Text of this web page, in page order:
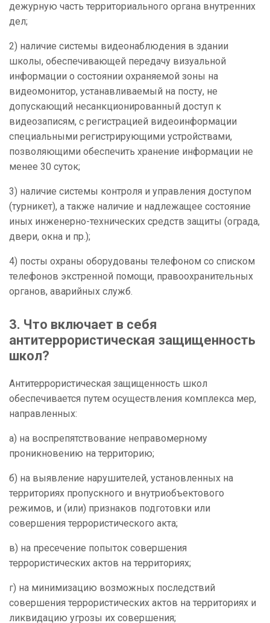
дежурную часть территориального органа внутренних
дел;
2) наличие системы видеонаблюдения в здании
школы, обеспечивающей передачу визуальной
информации о состоянии охраняемой зоны на
видеомонитор, устанавливаемый на посту, не
допускающий несанкционированный доступ к
видеозаписям, с регистрацией видеоинформации
специальными регистрирующими устройствами,
позволяющими обеспечить хранение информации не
менее 30 суток;
3) наличие системы контроля и управления доступом
(турникет), а также наличие и надлежащее состояние
иных инженерно-технических средств защиты (ограда,
двери, окна и пр.);
4) посты охраны оборудованы телефоном со списком
телефонов экстренной помощи, правоохранительных
органов, аварийных служб.
3. Что включает в себя
антитеррористическая защищенность
школ?
Антитеррористическая защищенность школ
обеспечивается путем осуществления комплекса мер,
направленных:
а) на воспрепятствование неправомерному
проникновению на территорию;
б) на выявление нарушителей, установленных на
территориях пропускного и внутриобъектового
режимов, и (или) признаков подготовки или
совершения террористического акта;
в) на пресечение попыток совершения
террористических актов на территориях;
г) на минимизацию возможных последствий
совершения террористических актов на территориях и
ликвидацию угрозы их совершения;